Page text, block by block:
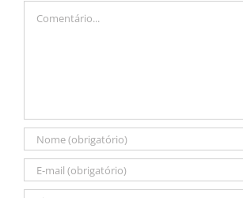
Comentário